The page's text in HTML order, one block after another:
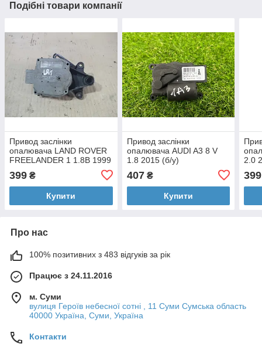
Подібні товари компанії
Привод заслінки
опалювача LAND ROVER
FREELANDER 1 1.8B 1999
399 ₴
Купити
Привод заслінки
опалювача AUDI A3 8 V
1.8 2015 (б/у)
407₴
Купити
2.0
399
Про нас
100% позитивних з 483 відгуків за рік
Працює з 24.11.2016
м. Суми
вулиця Героїв небесної сотні , 11 Суми Сумська область
40000 Україна, Суми, Україна
Контакти